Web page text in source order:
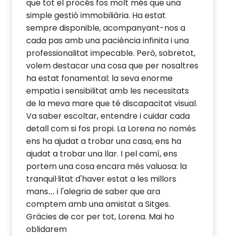
que tot el procés fos molt més que una
simple gestió immobiliària. Ha estat
sempre disponible, acompanyant-nos a
cada pas amb una paciència infinita i una
professionalitat impecable. Però, sobretot,
volem destacar una cosa que per nosaltres
ha estat fonamental: la seva enorme
empatia i sensibilitat amb les necessitats
de la meva mare que té discapacitat visual.
Va saber escoltar, entendre i cuidar cada
detall com si fos propi. La Lorena no només
ens ha ajudat a trobar una casa, ens ha
ajudat a trobar una llar. I pel camí, ens
portem una cosa encara més valuosa: la
tranquil·litat d'haver estat a les millors
mans… i l'alegria de saber que ara
comptem amb una amistat a Sitges.
Gràcies de cor per tot, Lorena. Mai ho
oblidarem